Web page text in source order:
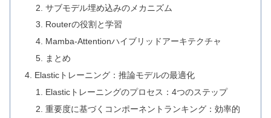
サブモデル埋め込みのメカニズム
Routerの役割と学習
Mamba-Attentionハイブリッドアーキテクチャ
まとめ
Elasticトレーニング：推論モデルの最適化
Elasticトレーニングのプロセス：4つのステップ
重要度に基づくコンポーネントランキング：効率的